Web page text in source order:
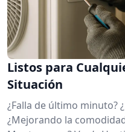
Listos para
Situación
¿Falla de último minuto?
¿Mejorando la